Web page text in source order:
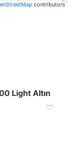
contributors
Light Altın